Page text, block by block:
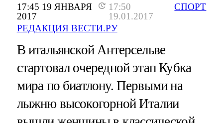
17:45 19 ЯНВАРЯ
2017
17:50
19.01.2017
РЕДАКЦИЯ ВЕСТИ.РУ
СПОРТ
В итальянской Антерсельве
стартовал очередной этап Кубка
мира по биатлону. Первыми на
лыжню высокогорной Италии